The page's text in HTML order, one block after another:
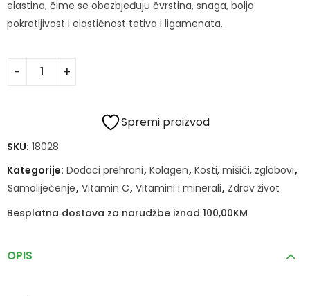
elastina, čime se obezbjeđuju čvrstina, snaga, bolja
pokretljivost i elastičnost tetiva i ligamenata.
Spremi proizvod
SKU: 18028
Kategorije: Dodaci prehrani, Kolagen, Kosti, mišići, zglobovi,
Samoliječenje, Vitamin C, Vitamini i minerali, Zdrav život
Besplatna dostava za narudžbe iznad 100,00KM
OPIS